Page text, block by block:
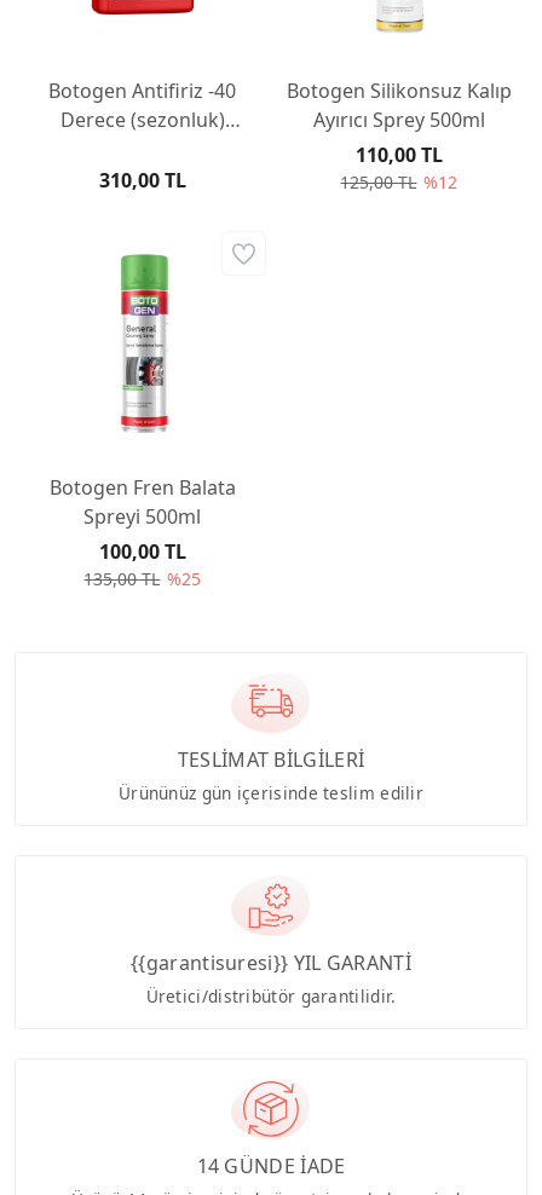
Botogen Antifiriz -40
Derece (sezonluk)
310,00 TL
Botogen Silikonsuz Kalıp
Ayırıcı Sprey 500ml
125,00 TL %12
110,00 TL
Botogen Fren Balata
Spreyi 500ml
135,00 TL %25
100,00 TL
TESLİMAT BİLGİLERİ
Ürününüz gün içerisinde teslim edilir
{{garantisuresi}} YIL GARANTİ
Üretici/distribütör garantilidir.
14 GÜNDE İADE